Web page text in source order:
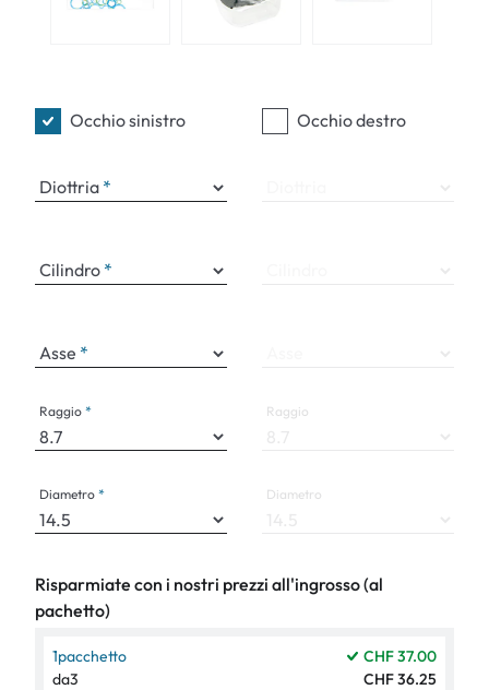
Occhio sinistro
Diottria
Cilindro
Asse
Raggio
Diametro
Occhio destro
Raggio
Diametro
Risparmiate con i nostri prezzi all'ingrosso (al
pachetto)
1pacchetto
CHF 37.00
da3
CHF 36.25